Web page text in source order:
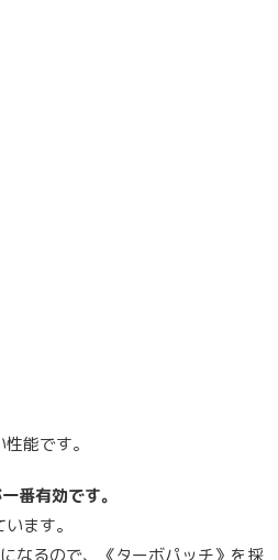
能です。
番有効です。
ます。
なるので、《ターボパッチ》を採